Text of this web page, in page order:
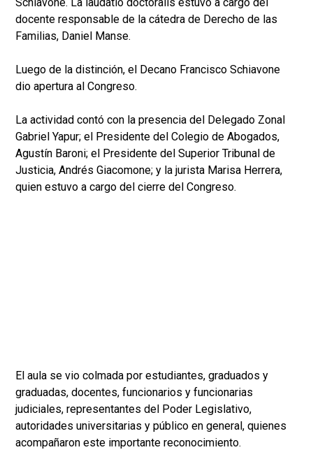
docente responsable de la cátedra de Derecho de las
Familias, Daniel Manse.
Luego de la distinción, el Decano Francisco Schiavone
dio apertura al Congreso.
La actividad contó con la presencia del Delegado Zonal
Gabriel Yapur; el Presidente del Colegio de Abogados,
Agustín Baroni; el Presidente del Superior Tribunal de
Justicia, Andrés Giacomone; y la jurista Marisa Herrera,
quien estuvo a cargo del cierre del Congreso.
El aula se vio colmada por estudiantes, graduados y
graduadas, docentes, funcionarios y funcionarias
judiciales, representantes del Poder Legislativo,
autoridades universitarias y público en general, quienes
acompañaron este importante reconocimiento.